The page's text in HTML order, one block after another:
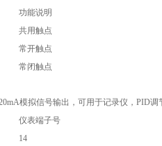
功能说明
共用触点
常开触点
常闭触点
模拟信号输出，可用于记录仪， PID调
仪表端子号
14